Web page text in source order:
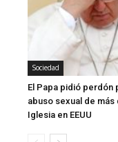
Sociedad
El Papa pidió perdón
abuso sexual de más
Iglesia en EEUU